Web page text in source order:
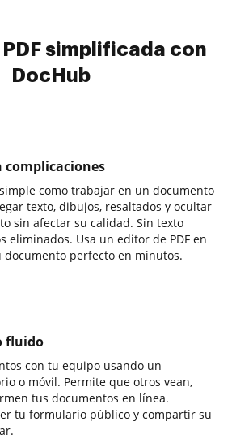
PDF simplificada con
DocHub
complicaciones
como trabajar en un documento
texto, dibujos, resaltados y ocultar
sin afectar su calidad. Sin texto
eliminados. Usa un editor de PDF en
perfecto en minutos.
fluido
con tu equipo usando un
o móvil. Permite que otros vean,
tus documentos en línea.
tu formulario público y compartir su